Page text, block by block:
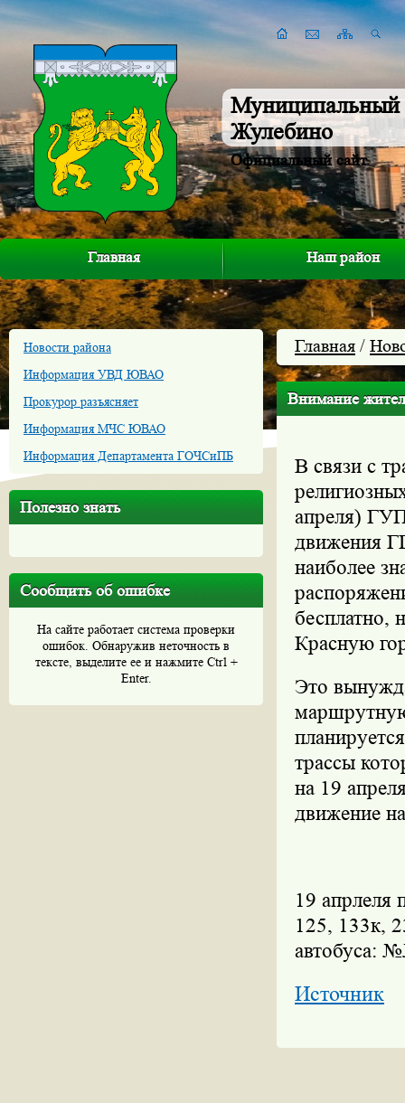
Муниципальный
Жулебино
Официальный сайт
Главная Наш район
Новости района
Информация УВД ЮВАО
Прокурор разъясняет
Информация МЧС ЮВАО
Информация Департамента ГОЧСиПБ
Полезно знать
Сообщить об ошибке
На сайте работает система проверки
ошибок. Обнаружив неточность в
тексте, выделите ее и нажмите Ctrl +
Enter.
Главная /
Внимание
В связи с
апреля)
движения
наиболее
бесплатно,
Красную
Это
трассы
на 19
движение
19
125, 133к,
автобуса:
Источник